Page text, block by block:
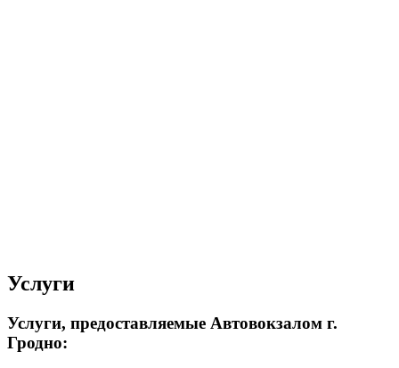
Услуги
Услуги, предоставляемые Автовокзалом г.
Гродно: